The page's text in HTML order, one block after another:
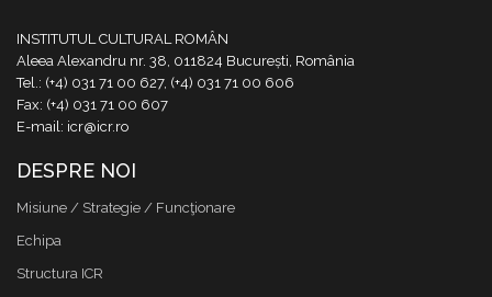
INSTITUTUL CULTURAL ROMÂN
Aleea Alexandru nr. 38, 011824 București, România
Tel.: (+4) 031 71 00 627, (+4) 031 71 00 606
Fax: (+4) 031 71 00 607
E-mail: icr@icr.ro
DESPRE NOI
Misiune / Strategie / Funcţionare
Echipa
Structura ICR